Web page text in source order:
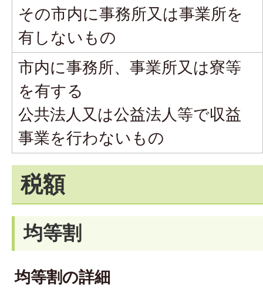
その市内に事務所又は事業所を
有しないもの
市内に事務所、事業所又は寮等
を有する
公共法人又は公益法人等で収益
事業を行わないもの
税額
均等割
均等割の詳細